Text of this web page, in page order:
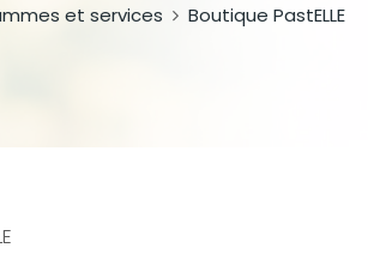
et services Boutique PastELLE